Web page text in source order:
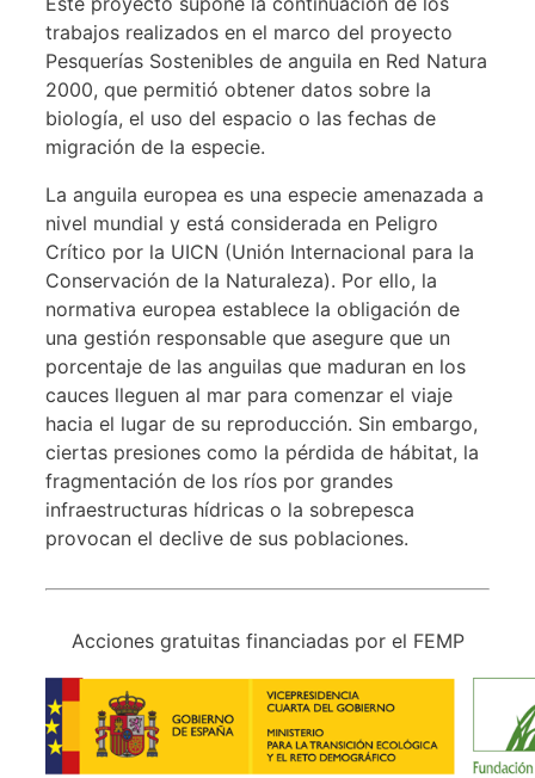
trabajos realizados en el marco del proyecto
Pesquerías Sostenibles de anguila en Red Natura
2000, que permitió obtener datos sobre la
biología, el uso del espacio o las fechas de
migración de la especie.
La anguila europea es una especie amenazada a
nivel mundial y está considerada en Peligro
Crítico por la UICN (Unión Internacional para la
Conservación de la Naturaleza). Por ello, la
normativa europea establece la obligación de
una gestión responsable que asegure que un
porcentaje de las anguilas que maduran en los
cauces lleguen al mar para comenzar el viaje
hacia el lugar de su reproducción. Sin embargo,
ciertas presiones como la pérdida de hábitat, la
fragmentación de los ríos por grandes
infraestructuras hídricas o la sobrepesca
provocan el declive de sus poblaciones.
Acciones gratuitas financiadas por el FEMP